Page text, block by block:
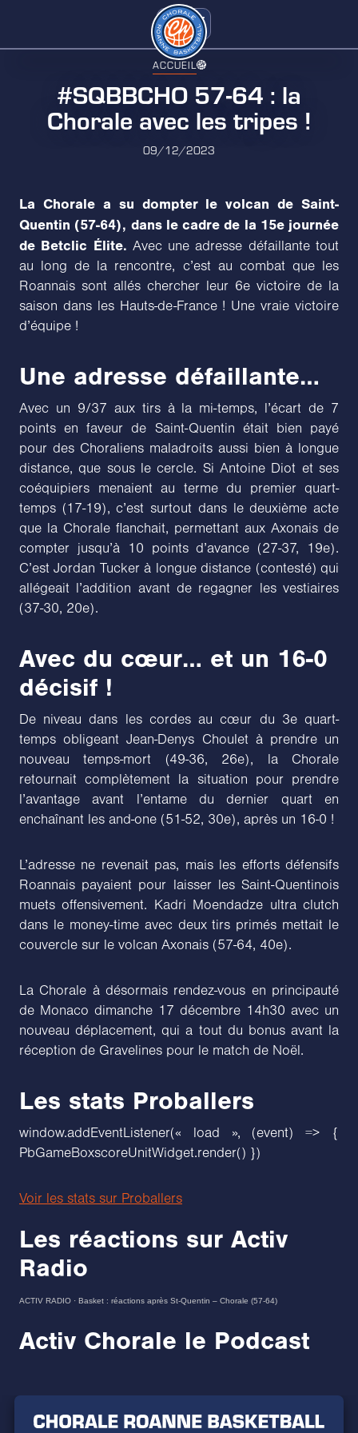
ACCUEIL
#SQBBCHO 57-64 : la
Chorale avec les tripes !
09/12/2023
La Chorale a su dompter le volcan de Saint-
Quentin (57-64), dans le cadre de la 15e journée
de Betclic Élite. Avec une adresse défaillante tout
au long de la rencontre, c’est au combat que les
Roannais sont allés chercher leur 6e victoire de la
saison dans les Hauts-de-France ! Une vraie victoire
d’équipe !
Une adresse défaillante…
Avec un 9/37 aux tirs à la mi-temps, l’écart de 7
points en faveur de Saint-Quentin était bien payé
pour des Choraliens maladroits aussi bien à longue
distance, que sous le cercle. Si Antoine Diot et ses
coéquipiers menaient au terme du premier quart-
temps (17-19), c’est surtout dans le deuxième acte
que la Chorale flanchait, permettant aux Axonais de
compter jusqu’à 10 points d’avance (27-37, 19e).
C’est Jordan Tucker à longue distance (contesté) qui
allégeait l’addition avant de regagner les vestiaires
(37-30, 20e).
Avec du cœur… et un 16-0
décisif !
De niveau dans les cordes au cœur du 3e quart-
temps obligeant Jean-Denys Choulet à prendre un
nouveau temps-mort (49-36, 26e), la Chorale
retournait complètement la situation pour prendre
l’avantage avant l’entame du dernier quart en
enchaînant les and-one (51-52, 30e), après un 16-0 !
L’adresse ne revenait pas, mais les efforts défensifs
Roannais payaient pour laisser les Saint-Quentinois
muets offensivement. Kadri Moendadze ultra clutch
dans le money-time avec deux tirs primés mettait le
couvercle sur le volcan Axonais (57-64, 40e).
La Chorale à désormais rendez-vous en principauté
de Monaco dimanche 17 décembre 14h30 avec un
nouveau déplacement, qui a tout du bonus avant la
réception de Gravelines pour le match de Noël.
Les stats Proballers
window.addEventListener(« load », (event) => {
PbGameBoxscoreUnitWidget.render() })
Voir les stats sur Proballers
Les réactions sur Activ
Radio
ACTIV RADIO · Basket : réactions après St-Quentin – Chorale (57-64)
Activ Chorale le Podcast